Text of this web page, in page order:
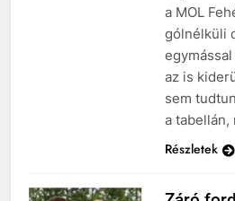
a MOL
gólnélküli
az is
sem
a tabellán,
Részletek